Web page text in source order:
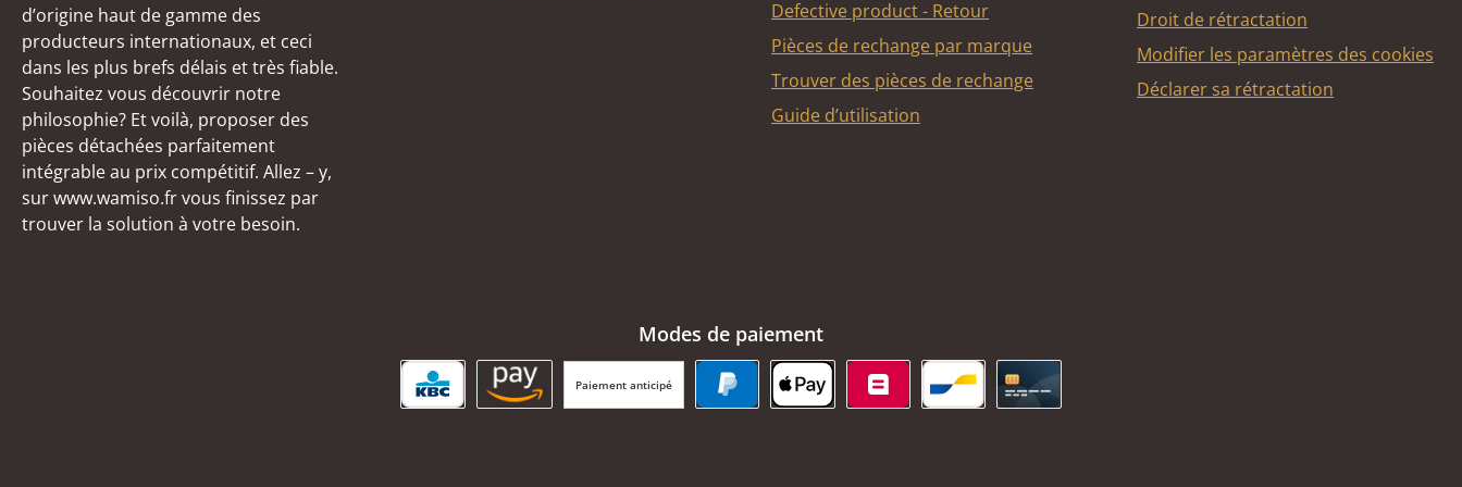
d’origine haut de gamme des
producteurs internationaux, et ceci
dans les plus brefs délais et très fiable.
Souhaitez vous découvrir notre
philosophie? Et voilà, proposer des
pièces détachées parfaitement
intégrable au prix compétitif. Allez – y,
sur www.wamiso.fr vous finissez par
trouver la solution à votre besoin.
Defective product - Retour
Pièces de rechange par marque
Trouver des pièces de rechange
Guide d’utilisation
Droit de rétractation
Modifier les paramètres des cookies
Déclarer sa rétractation
Modes de paiement
Paiement anticipé